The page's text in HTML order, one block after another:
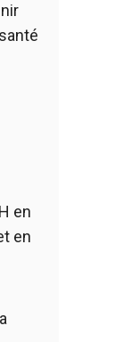
en
en